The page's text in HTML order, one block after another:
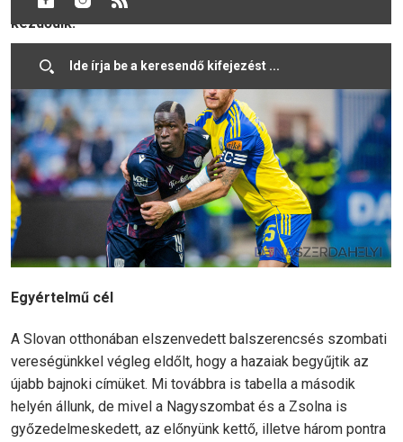
kezdődik.
Egyértelmű cél
A Slovan otthonában elszenvedett balszerencsés szombati
vereségünkkel végleg eldőlt, hogy a hazaiak begyűjtik az
újabb bajnoki címüket. Mi továbbra is tabella a második
helyén állunk, de mivel a Nagyszombat és a Zsolna is
győzedelmeskedett, az előnyünk kettő, illetve három pontra